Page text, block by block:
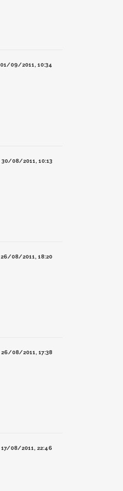
01/09/2011, 10:34
30/08/2011, 10:13
26/08/2011, 18:20
26/08/2011, 17:38
17/08/2011, 22:46